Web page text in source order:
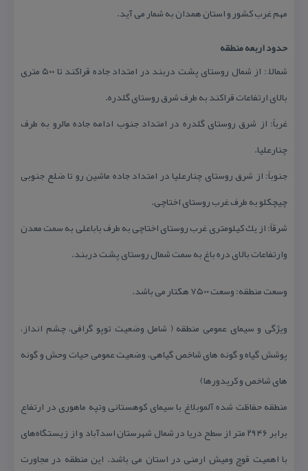
مهم غرب كشور و استان همدان به شمار می آید.
حدود اربعه منطقه
شمالاً : از شمال روستای پشت دربند در امتداد جاده قراكند تا ۵۰۰ متری
بالای ارتفاعات قراكند به طرف شرق روستای گلدره.
غرباً: از شرق روستای گلدره در امتداد جنوب ادامه جاده مالرو به طرف
چنارعلیا.
جنوباً: از شرق روستای چنارعلیا در امتداد جاده ماشین رو تا ضلع جنوبی
چیچكلو به طرف غرب روستای اختاچی.
شرقاً: از یك كیلومتری غرب روستای اختاچی به طرف باباعلی به سمت معدن
وارتفاعات بالای دره باغ به سمت شمال روستای پشت دربند.
وسعت منطقه: وسعت ۷۵۰۰ هكتار می باشد.
ویژگی و سیمای عمومی منطقه ( شامل وضعیت توپو گرافی، چشم انداز،
پوشش گیاه و گونه های شاخص گیاهی، وضعیت عمومی حیات وحش و گونه
های شاخص و كریدورها)
منطقه حفاظت شده آلموبلاغ با سیمای كوهستانی وتپه ماهوری در ارتفاع
برابر ۲۹۴۶ متر از سطح دریا در شمال شهرستان اسدآباد و از زیستگاه‌های
با اهمیت قوچ ومیش ارمنی در استان می باشد. این منطقه در مجاورت